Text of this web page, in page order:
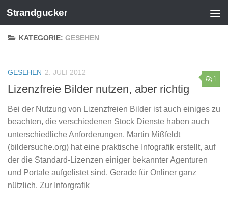
Zum Inhalt springen
Strandgucker
KATEGORIE: GESEHEN
1
GESEHEN 2. JULI 2012
Lizenzfreie Bilder nutzen, aber richtig
Bei der Nutzung von Lizenzfreien Bilder ist auch einiges zu
beachten, die verschiedenen Stock Dienste haben auch
unterschiedliche Anforderungen. Martin Mißfeldt
(bildersuche.org) hat eine praktische Infografik erstellt, auf
der die Standard-Lizenzen einiger bekannter Agenturen
und Portale aufgelistet sind. Gerade für Onliner ganz
nützlich. Zur Inforgrafik